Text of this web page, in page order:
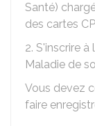
Santé)
des cartes
2. S'inscrire à
Maladie de
Vous devez
faire